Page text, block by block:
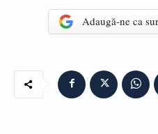
Adaugă-ne ca